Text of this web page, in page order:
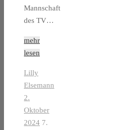
Mannschaft
des TV…
mehr
lesen
Lilly
Elsemann
2.
Oktober
2024 7.